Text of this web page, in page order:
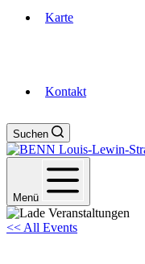
Karte
Kontakt
Suchen
Menü
<< All Events